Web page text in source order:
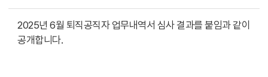
2025년 6월 퇴직공직자 업무내역서 심사 결과를 붙임과 같이
공개합니다.